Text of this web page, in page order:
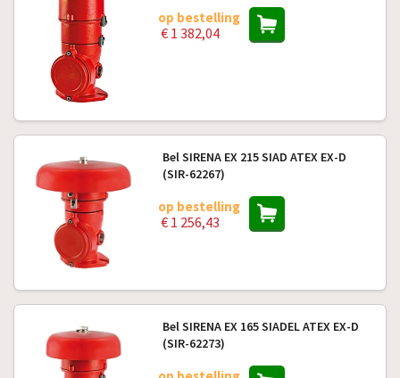
op bestelling
€ 1 382,04
Bel SIRENA EX 215 SIAD ATEX EX-D
(SIR-62267)
op bestelling
€ 1 256,43
Bel SIRENA EX 165 SIADEL ATEX EX-D
(SIR-62273)